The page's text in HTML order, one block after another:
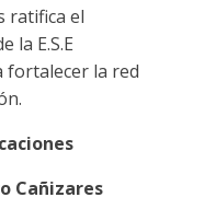
ratifica el
la E.S.E
fortalecer la red
Cañizares